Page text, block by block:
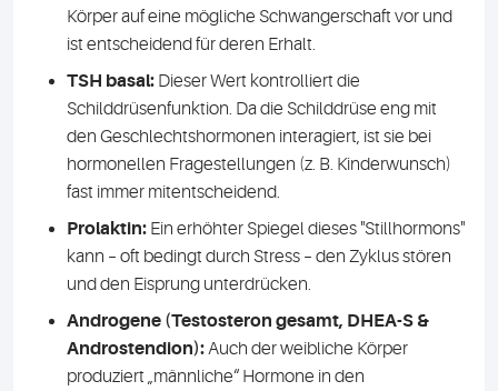
Körper auf eine mögliche Schwangerschaft vor und
ist entscheidend für deren Erhalt.
TSH basal: Dieser Wert kontrolliert die
Schilddrüsenfunktion. Da die Schilddrüse eng mit
den Geschlechtshormonen interagiert, ist sie bei
hormonellen Fragestellungen (z. B. Kinderwunsch)
fast immer mitentscheidend.
Prolaktin: Ein erhöhter Spiegel dieses "Stillhormons"
kann – oft bedingt durch Stress – den Zyklus stören
und den Eisprung unterdrücken.
Androgene (Testosteron gesamt, DHEA-S &
Androstendion):Auch der weibliche Körper
produziert „männliche“ Hormone in den